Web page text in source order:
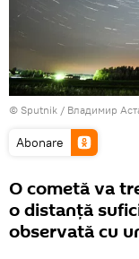
© Sputnik / Владимир
Abonare
O cometă va
o distanță
observată cu